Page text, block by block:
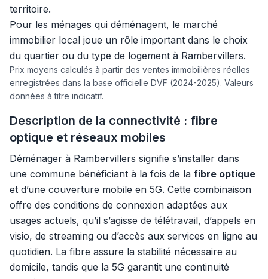
territoire.
Pour les ménages qui déménagent, le marché
immobilier local joue un rôle important dans le choix
du quartier ou du type de logement à Rambervillers.
Prix moyens calculés à partir des ventes immobilières réelles
enregistrées dans la base officielle DVF (2024-2025). Valeurs
données à titre indicatif.
Description de la connectivité : fibre
optique et réseaux mobiles
Déménager à Rambervillers signifie s’installer dans
une commune bénéficiant à la fois de la fibre optique
et d’une couverture mobile en 5G. Cette combinaison
offre des conditions de connexion adaptées aux
usages actuels, qu’il s’agisse de télétravail, d’appels en
visio, de streaming ou d’accès aux services en ligne au
quotidien. La fibre assure la stabilité nécessaire au
domicile, tandis que la 5G garantit une continuité